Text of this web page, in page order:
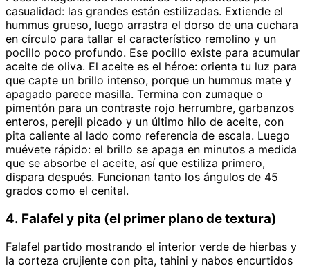
casualidad: las grandes están estilizadas. Extiende el
hummus grueso, luego arrastra el dorso de una cuchara
en círculo para tallar el característico remolino y un
pocillo poco profundo. Ese pocillo existe para acumular
aceite de oliva. El aceite es el héroe: orienta tu luz para
que capte un brillo intenso, porque un hummus mate y
apagado parece masilla. Termina con zumaque o
pimentón para un contraste rojo herrumbre, garbanzos
enteros, perejil picado y un último hilo de aceite, con
pita caliente al lado como referencia de escala. Luego
muévete rápido: el brillo se apaga en minutos a medida
que se absorbe el aceite, así que estiliza primero,
dispara después. Funcionan tanto los ángulos de 45
grados como el cenital.
4. Falafel y pita (el primer plano de textura)
Falafel partido mostrando el interior verde de hierbas y
la corteza crujiente con pita, tahini y nabos encurtidos